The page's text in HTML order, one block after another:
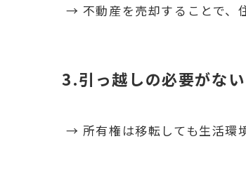
→ 不動産を売却することで、
3.引っ越しの必要がない
→ 所有権は移転しても生活環